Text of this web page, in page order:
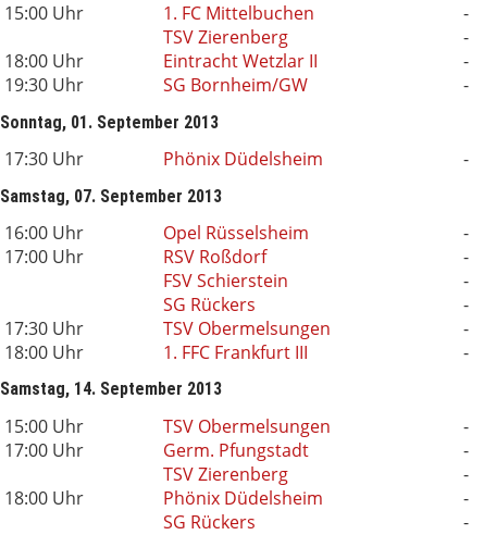
15:00 Uhr 1. FC Mittelbuchen
TSV Zierenberg
18:00 Uhr
Eintracht Wetzlar II
19:30 Uhr
SG Bornheim/GW
Sonntag, 01. September 2013
17:30 Uhr Phönix Düdelsheim
Samstag, 07. September 2013
16:00 Uhr Opel Rüsselsheim
17:00 Uhr
RSV Roßdorf
FSV Schierstein
SG Rückers
17:30 Uhr
TSV Obermelsungen
18:00 Uhr
1. FFC Frankfurt III
Samstag, 14. September 2013
15:00 Uhr TSV Obermelsungen
17:00 Uhr
Germ. Pfungstadt
TSV Zierenberg
18:00 Uhr
Phönix Düdelsheim
SG Rückers